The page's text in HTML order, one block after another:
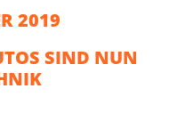
2019
SIND NUN